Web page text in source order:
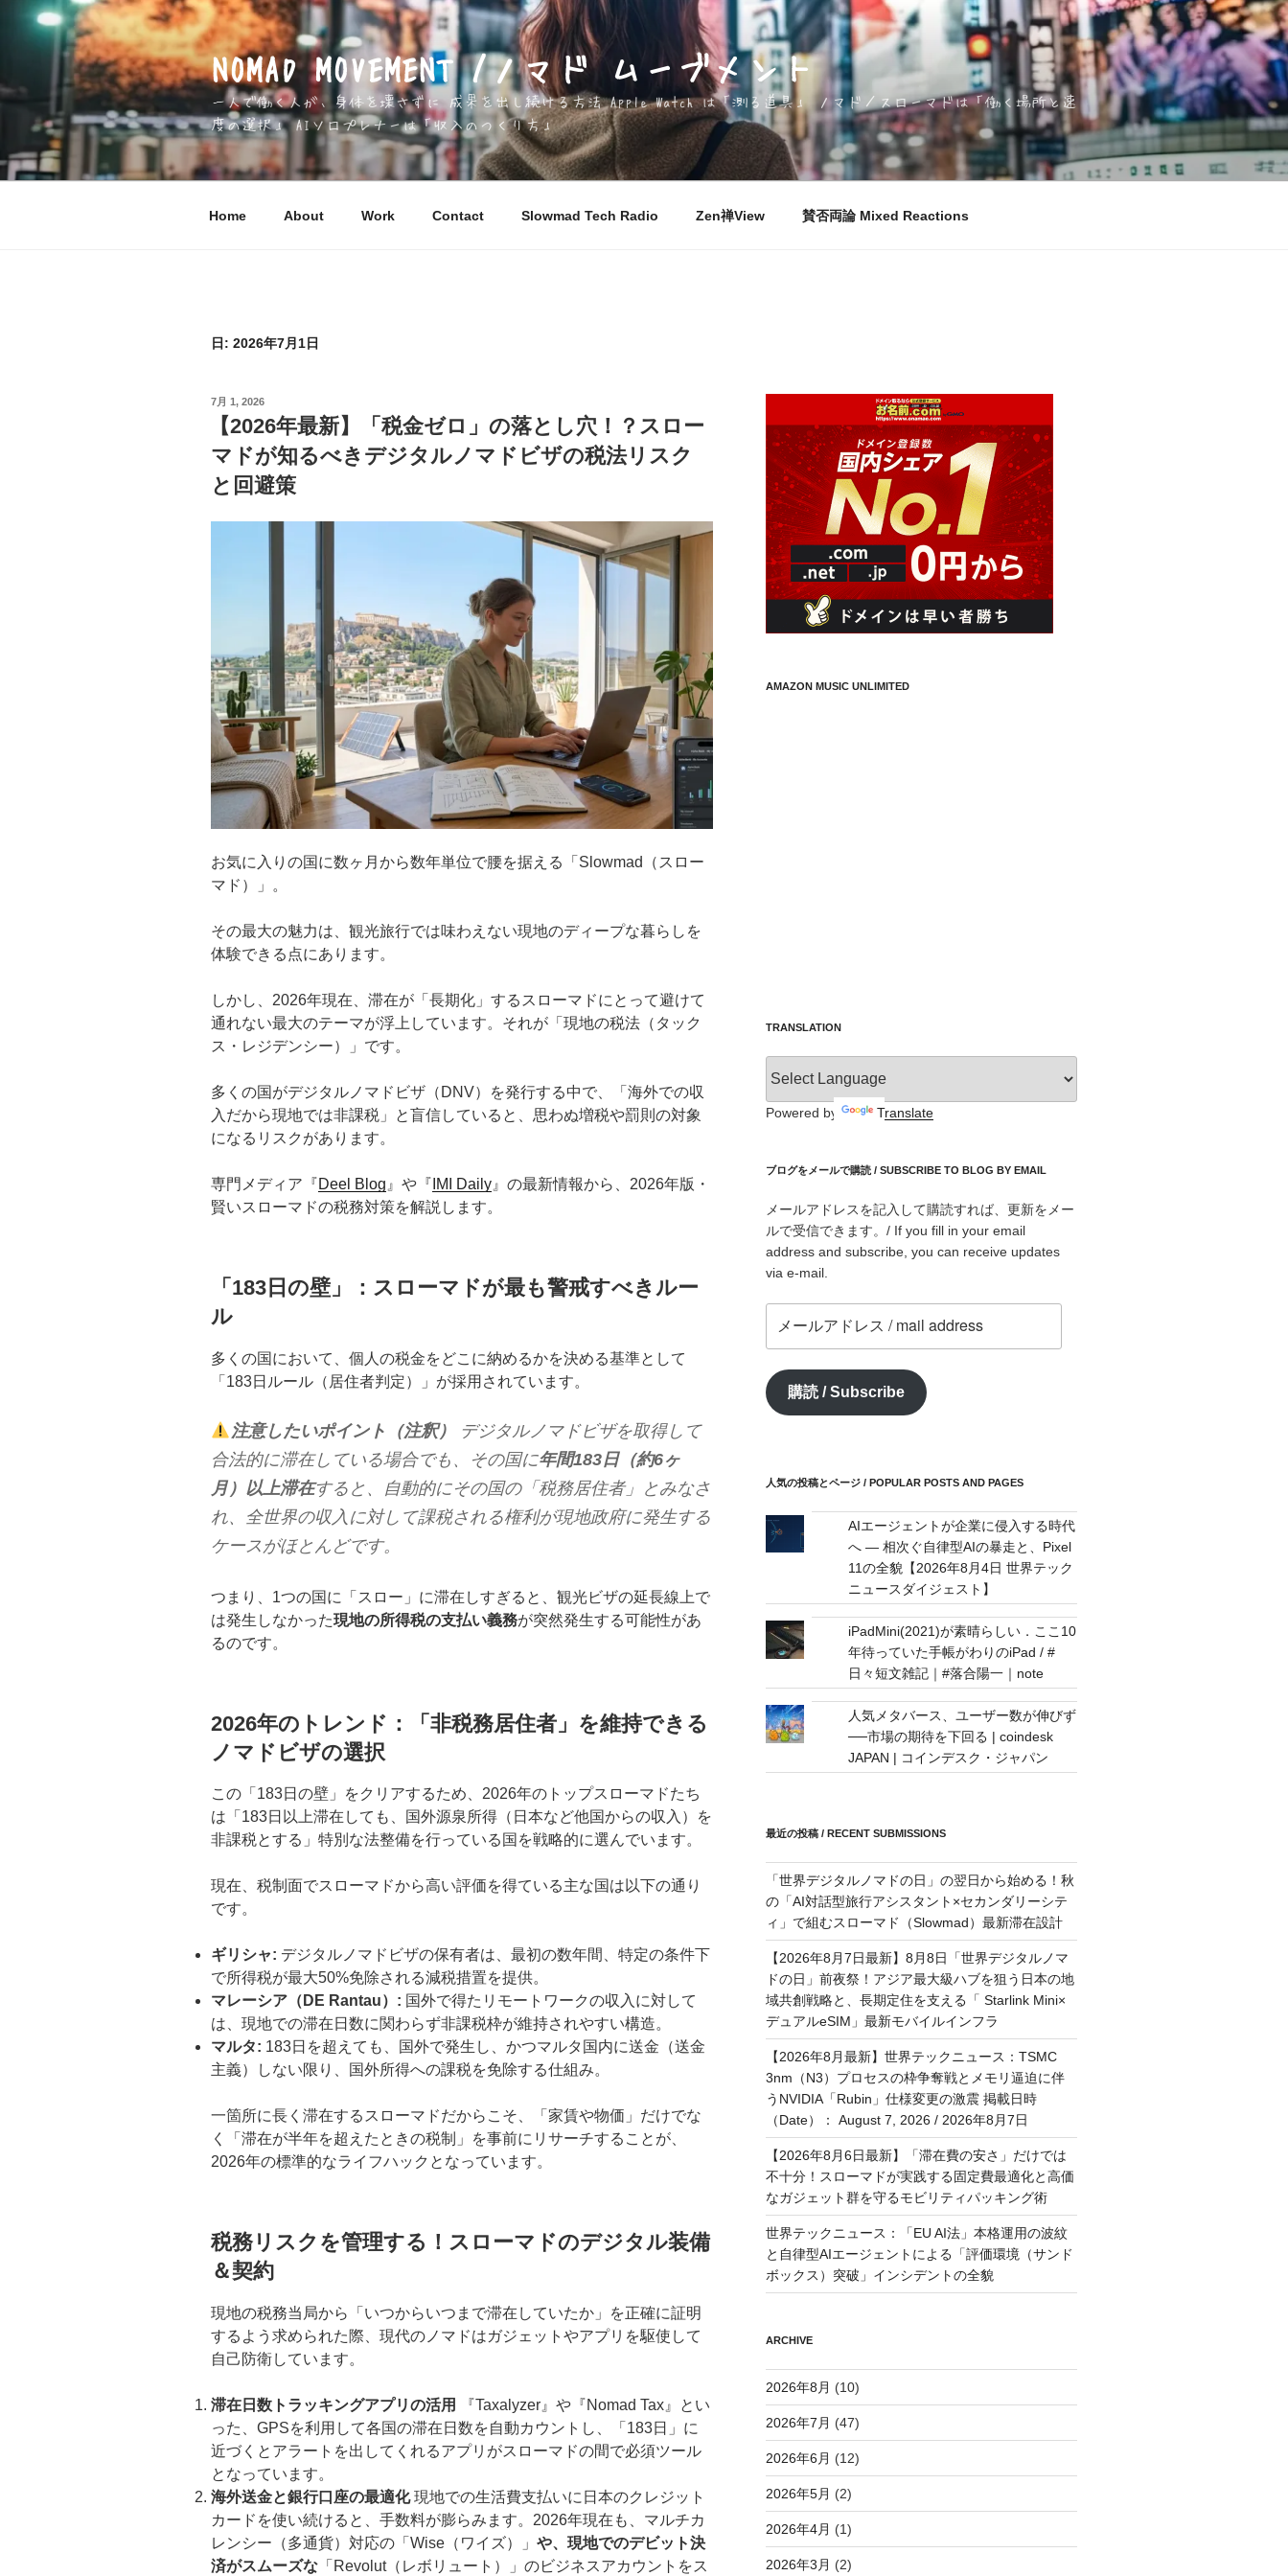
キ
NOMAD MOVEMENT /ノマド ムーブメント
一人で働く人が、身体を壊さずに 成果を出し続ける方法 Apple Watch は「測る道具」 ノマド／スローマドは「働く場所と速
度の選択」 AIソロプレナーは「収入のつくり方」
Home About Work Contact Slowmad Tech Radio Zen禅View 賛否両論 Mixed Reactions
日: 2026年7月1日
投
7月 1, 2026
【2026年最新】「税金ゼロ」の落とし穴！？スロー
マドが知るべきデジタルノマドビザの税法リスク
と回避策
お気に入りの国に数ヶ月から数年単位で腰を据える「Slowmad（スロー
マド）」。
その最大の魅力は、観光旅行では味わえない現地のディープな暮らしを
体験できる点にあります。
しかし、2026年現在、滞在が「長期化」するスローマドにとって避けて
通れない最大のテーマが浮上しています。それが「現地の税法（タック
ス・レジデンシー）」です。
多くの国がデジタルノマドビザ（DNV）を発行する中で、「海外での収
入だから現地では非課税」と盲信していると、思わぬ増税や罰則の対象
になるリスクがあります。
専門メディア『Deel Blog 』や『 IMI Daily 』の最新情報から、2026年版・
賢いスローマドの税務対策を解説します。
「183日の壁」：スローマドが最も警戒すべきルー
ル
多くの国において、個人の税金をどこに納めるかを決める基準として
「183日ルール（居住者判定）」が採用されています。
注意したいポイント（注釈）
デジタルノマドビザを取得して
合法的に滞在している場合でも、その国に年間183日（約6ヶ
月）以上滞在すると、自動的にその国の「税務居住者」とみなさ
れ、全世界の収入に対して課税される権利が現地政府に発生する
ケースがほとんどです。
つまり、1つの国に「スロー」に滞在しすぎると、観光ビザの延長線上で
は発生しなかった現地の所得税の支払い義務が突然発生する可能性があ
るのです。
2026年のトレンド：「非税務居住者」を維持できる
ノマドビザの選択
この「183日の壁」をクリアするため、2026年のトップスローマドたち
は「183日以上滞在しても、国外源泉所得（日本など他国からの収入）を
非課税とする」特別な法整備を行っている国を戦略的に選んでいます。
現在、税制面でスローマドから高い評価を得ている主な国は以下の通り
です。
ギリシャ: デジタルノマドビザの保有者は、最初の数年間、特定の条件下
で所得税が最大50%免除される減税措置を提供。
マレーシア（DE Rantau）: 国外で得たリモートワークの収入に対して
は、現地での滞在日数に関わらず非課税枠が維持されやすい構造。
マルタ: 183日を超えても、国外で発生し、かつマルタ国内に送金（送金
主義）しない限り、国外所得への課税を免除する仕組み。
一箇所に長く滞在するスローマドだからこそ、「家賃や物価」だけでな
く「滞在が半年を超えたときの税制」を事前にリサーチすることが、
2026年の標準的なライフハックとなっています。
税務リスクを管理する！スローマドのデジタル装備
＆契約
現地の税務当局から「いつからいつまで滞在していたか」を正確に証明
するよう求められた際、現代のノマドはガジェットやアプリを駆使して
自己防衛しています。
滞在日数トラッキングアプリの活用
『Taxalyzer』や『Nomad Tax』とい
った、GPSを利用して各国の滞在日数を自動カウントし、「183日」に
近づくとアラートを出してくれるアプリがスローマドの間で必須ツール
となっています。
海外送金と銀行口座の最適化現地での生活費支払いに日本のクレジット
カードを使い続けると、手数料が膨らみます。2026年現在も、マルチカ
レンシー（多通貨）対応の「Wise（ワイズ）」 や、現地でのデビット決
済がスムーズな 「Revolut（レボリュート）」のビジネスアカウントをス
AMAZON MUSIC UNLIMITED
TRANSLATION
Powered by Translate
ブログをメールで購読 / SUBSCRIBE TO BLOG BY EMAIL
メールアドレスを記入して購読すれば、更新をメー
ルで受信できます。/ If you fill in your email
address and subscribe, you can receive updates
via e-mail.
ル
ア
ド
レ
mail
購読 / Subscribe
人気の投稿とページ / POPULAR POSTS AND PAGES
AIエージェントが企業に侵入する時代
へ — 相次ぐ自律型AIの暴走と、Pixel
11の全貌【2026年8月4日 世界テック
ニュースダイジェスト】
iPadMini(2021)が素晴らしい．ここ10
年待っていた手帳がわりのiPad / #
日々短文雑記｜#落合陽一｜note
人気メタバース、ユーザー数が伸びず
──市場の期待を下回る | coindesk
JAPAN | コインデスク・ジャパン
最近の投稿 / RECENT SUBMISSIONS
「世界デジタルノマドの日」の翌日から始める！秋
の「AI対話型旅行アシスタント×セカンダリーシテ
ィ」で組むスローマド（Slowmad）最新滞在設計
【2026年8月7日最新】8月8日「世界デジタルノマ
ドの日」前夜祭！アジア最大級ハブを狙う日本の地
域共創戦略と、長期定住を支える「 Starlink Mini×
デュアルeSIM」最新モバイルインフラ
【2026年8月最新】世界テックニュース：TSMC
3nm（N3）プロセスの枠争奪戦とメモリ逼迫に伴
うNVIDIA「Rubin」仕様変更の激震 掲載日時
（Date）： August 7, 2026 / 2026年8月7日
【2026年8月6日最新】「滞在費の安さ」だけでは
不十分！スローマドが実践する固定費最適化と高価
なガジェット群を守るモビリティパッキング術
世界テックニュース：「EU AI法」本格運用の波紋
と自律型AIエージェントによる「評価環境（サンド
ボックス）突破」インシデントの全貌
ARCHIVE
2026年8月 (10)
2026年7月 (47)
2026年6月 (12)
2026年5月 (2)
2026年4月 (1)
2026年3月 (2)